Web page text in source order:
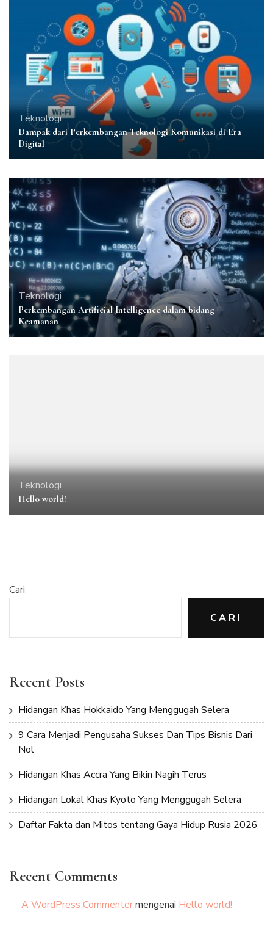
Teknologi
Dampak dari Perkembangan Teknologi Komunikasi di Era
Digital
Teknologi
Perkembangan Artificial Intelligence dalam bidang
Keamanan
Teknologi
Hello world!
Cari
CARI
Recent Posts
Hidangan Khas Hokkaido Yang Menggugah Selera
9 Cara Menjadi Pengusaha Sukses Dan Tips Bisnis Dari
Nol
Hidangan Khas Accra Yang Bikin Nagih Terus
Hidangan Lokal Khas Kyoto Yang Menggugah Selera
Daftar Fakta dan Mitos tentang Gaya Hidup Rusia 2026
Recent Comments
A WordPress Commentermengenai Hello world!